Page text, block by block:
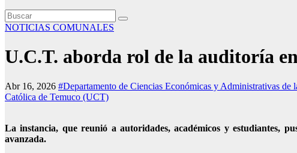
NOTICIAS COMUNALES
U.C.T. aborda rol de la auditoría
Abr 16, 2026 #Departamento de Ciencias Económicas y Administrativas de
Católica de Temuco (UCT)
La instancia, que reunió a autoridades, académicos y estudiantes,
avanzada.